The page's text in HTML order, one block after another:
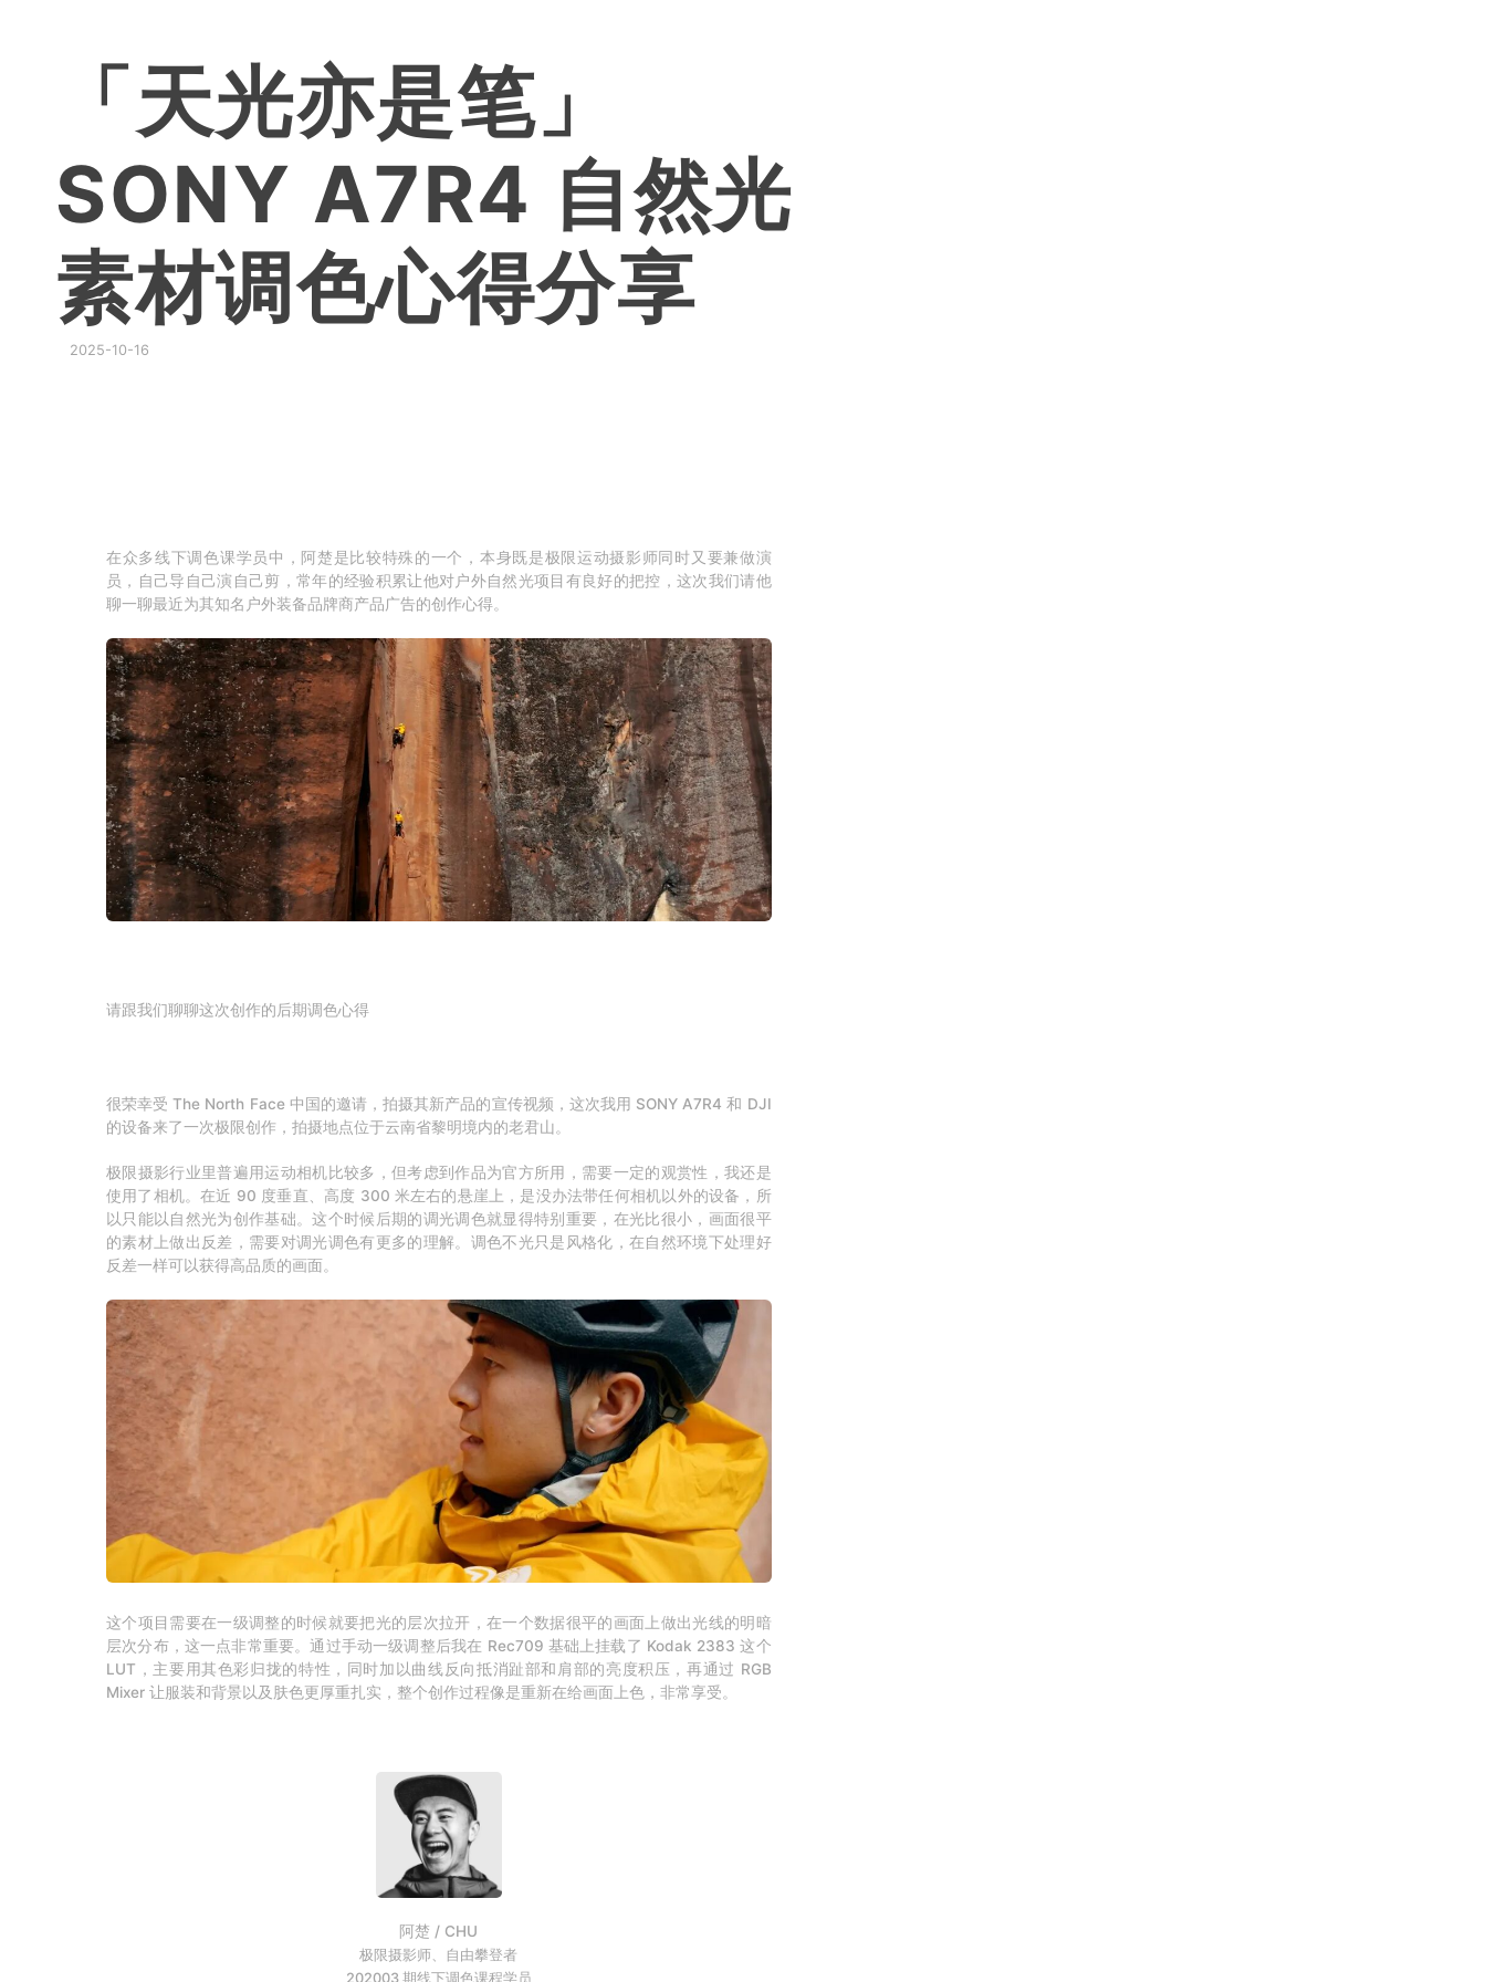
「天光亦是笔」
SONY A7R4 自然光
素材调色心得分享
2025-10-16
在众多线下调色课学员中，阿楚是比较特殊的一个，本身既是极限运动摄影师同时又要兼做演
员，自己导自己演自己剪，常年的经验积累让他对户外自然光项目有良好的把控，这次我们请他
聊一聊最近为其知名户外装备品牌商产品广告的创作心得。
请跟我们聊聊这次创作的后期调色心得
很荣幸受 The North Face 中国的邀请，拍摄其新产品的宣传视频，这次我用 SONY A7R4 和 DJI
的设备来了一次极限创作，拍摄地点位于云南省黎明境内的老君山。
极限摄影行业里普遍用运动相机比较多，但考虑到作品为官方所用，需要一定的观赏性，我还是
使用了相机。在近 90 度垂直、高度 300 米左右的悬崖上，是没办法带任何相机以外的设备，所
以只能以自然光为创作基础。这个时候后期的调光调色就显得特别重要，在光比很小，画面很平
的素材上做出反差，需要对调光调色有更多的理解。调色不光只是风格化，在自然环境下处理好
反差一样可以获得高品质的画面。
这个项目需要在一级调整的时候就要把光的层次拉开，在一个数据很平的画面上做出光线的明暗
层次分布，这一点非常重要。通过手动一级调整后我在 Rec709 基础上挂载了 Kodak 2383 这个
LUT，主要用其色彩归拢的特性，同时加以曲线反向抵消趾部和肩部的亮度积压，再通过 RGB
Mixer 让服装和背景以及肤色更厚重扎实，整个创作过程像是重新在给画面上色，非常享受。
阿楚 / CHU
极限摄影师、自由攀登者
202003 期线下调色课程学员